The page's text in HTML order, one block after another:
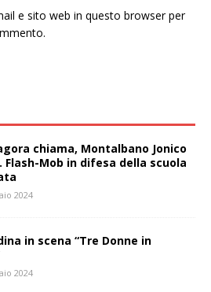
e sito web in questo browser per
chiama, Montalbano Jonico
Flash-Mob in difesa della scuola
2024
in scena “Tre Donne in
2024